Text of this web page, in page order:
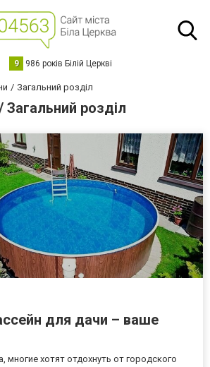
9 986 років Білій Церкві
Загальний розділ
Загальний розділ
для дачи – ваше
многие хотят отдохнуть от городского